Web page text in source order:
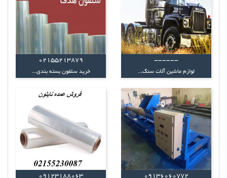
------
لوازم ماشین آلات سنگ...
02155213879
خرید سلفون بسته بندی...
09136060772
09123188063